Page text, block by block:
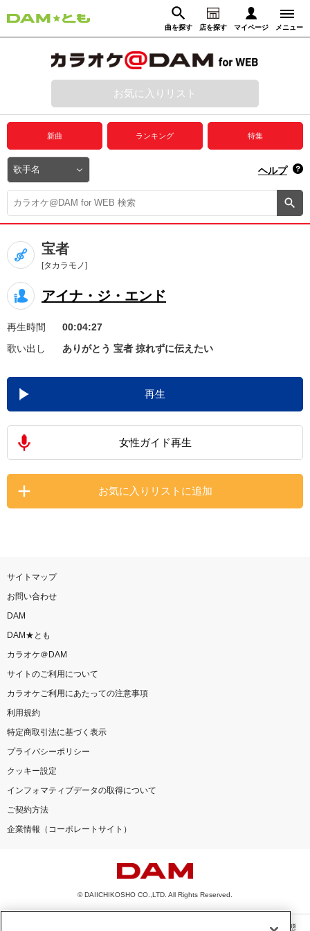
曲を探す 店を探す マイページ メニュー
動画からさがす 録音からさがす
ログイン
プレミアムサービス
DAM★とも動画
DAM★とも録音
カラオケ＠DAM
ユーザー検索
キャンペーン
お知らせ よくあるご質問
DAMの新曲・ランキングなど
カラオケ最新情報をチェック！
家族や友達と一緒に！練習にも！
お気に入りリスト
新曲 ランキング 特集
ヘルプ
宝者
[タカラモノ]
アイナ・ジ・エンド
再生時間
00:04:27
歌い出し
ありがとう 宝者 掠れずに伝えたい
再生
女性ガイド再生
お気に入りリストに追加
サイトマップ
お問い合わせ
DAM
DAM★とも
カラオケ＠DAM
サイトのご利用について
カラオケご利用にあたっての注意事項
利用規約
特定商取引法に基づく表示
プライバシーポリシー
クッキー設定
インフォマティブデータの取得について
ご契約方法
企業情報（コーポレートサイト）
© DAIICHIKOSHO CO.,LTD. All Rights Reserved.
このサイトに掲載されている一切の文章・画像・写真・動画・音声等を、手段や形態